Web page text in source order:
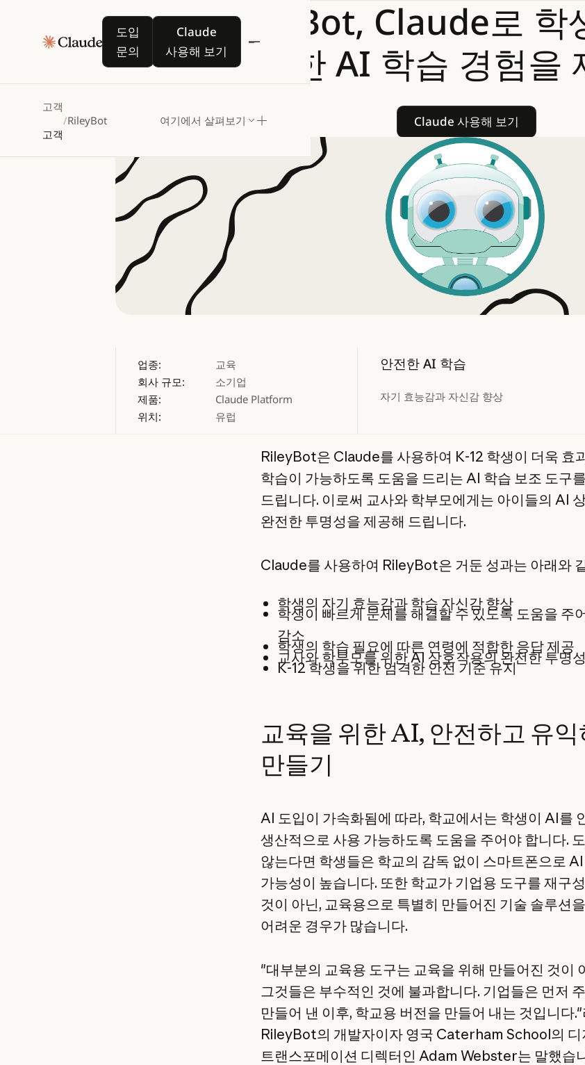
도입
문의
도입 문의
Claude
사용해 보기
Claude 사용해 보기
고객
고객
/RileyBot 여기에서 살펴보기
RileyBot, Claude로 학
안전한 AI 학습 경험을
Claude 사용해 보기
Claude 사용해 보기
업종:
교육
회사 규모:
소기업
제품:
Claude Platform
위치:
유럽
안전한 AI 학습
자기 효능감과 자신감 향상
RileyBot은 Claude를 사용하여 K-12 학생이 더욱 효
학습이 가능하도록 도움을 드리는 AI 학습 보조 도구
드립니다. 이로써 교사와 학부모에게는 아이들의 AI
완전한 투명성을 제공해 드립니다.
Claude를 사용하여 RileyBot은 거둔 성과는 아래와
학생의 자기 효능감과 학습 자신감 향상
학생이 빠르게 문제를 해결할 수 있도록 도움을 주
감소
학생의 학습 필요에 따른 연령에 적합한 응답 제공
교사와 학부모를 위한 AI 상호작용의 완전한 투명
K-12 학생을 위한 엄격한 안전 기준 유지
교육을 위한 AI, 안전하고 유익
만들기
AI 도입이 가속화됨에 따라, 학교에서는 학생이 AI를
생산적으로 사용 가능하도록 도움을 주어야 합니다.
않는다면 학생들은 학교의 감독 없이 스마트폰으로
가능성이 높습니다. 또한 학교가 기업용 도구를 재구
것이 아닌, 교육용으로 특별히 만들어진 기술 솔루션
어려운 경우가 많습니다.
"대부분의 교육용 도구는 교육을 위해 만들어진 것이
그것들은 부수적인 것에 불과합니다. 기업들은 먼저
만들어 낸 이후, 학교용 버전을 만들어 내는 것입니다."
RileyBot의 개발자이자 영국 Caterham School의 디
트랜스포메이션 디렉터인 Adam Webster는 말했습